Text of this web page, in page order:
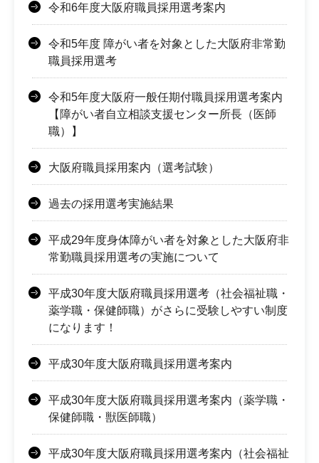
令和6年度大阪府職員採用選考案内
令和5年度 障がい者を対象とした大阪府非常勤
職員採用選考
令和5年度大阪府一般任期付職員採用選考案内
【障がい者自立相談支援センター所長（医師
職）】
大阪府職員採用案内（選考試験）
過去の採用選考実施結果
平成29年度身体障がい者を対象とした大阪府非
常勤職員採用選考の実施について
平成30年度大阪府職員採用選考（社会福祉職・
薬学職・保健師職）がさらに受験しやすい制度
になります！
平成30年度大阪府職員採用選考案内
平成30年度大阪府職員採用選考案内（薬学職・
保健師職・獣医師職）
平成30年度大阪府職員採用選考案内（社会福祉